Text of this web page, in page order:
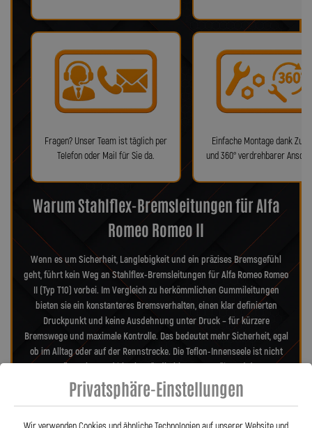
Fragen? Unser Team ist täglich per
Telefon oder Mail für Sie da.
Einfache Montage dank
und 360° verdrehbarer
Warum Stahlflex-Bremsleitungen für Alfa
Romeo Romeo II
Wenn es um Sicherheit, Langlebigkeit und ein präzises Bremsgefühl
geht, führt kein Weg an Stahlflex-Bremsleitungen für Alfa Romeo Romeo
II (Typ T10) vorbei. Im Vergleich zu herkömmlichen Gummileitungen
bieten sie ein konstanteres Bremsverhalten, einen klar definierten
Druckpunkt und keine Ausdehnung unter Druck – für kürzere
Bremswege und maximale Kontrolle. Das bedeutet mehr Sicherheit, egal
ob im Alltag oder auf der Rennstrecke. Die Teflon-Innenseele ist nicht
entflammbar und hitzebeständig bis 260 °C, während das
Edelstahlgeflecht die Leitungen nahezu wartungsfrei und
unempfindlich gegenüber äußeren Einflüssen macht. Es schützt
Privatsphäre-Einstellungen